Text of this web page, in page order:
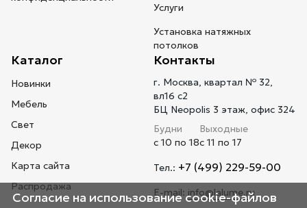
Услуги
Установка натяжных
потолков
Каталог
Новинки
Мебель
Свет
Декор
Карта сайта
Распродажа
Контакты
г. Москва, квартал № 32,
вл16 с2
БЦ Neopolis 3 этаж, офис 324
Будни
с 10 по 18
Выходные
с 11 по 17
Тел.: +7 (499) 229-59-00
E-mail: info@lalume.ru
Согласие на использование cookie-файлов